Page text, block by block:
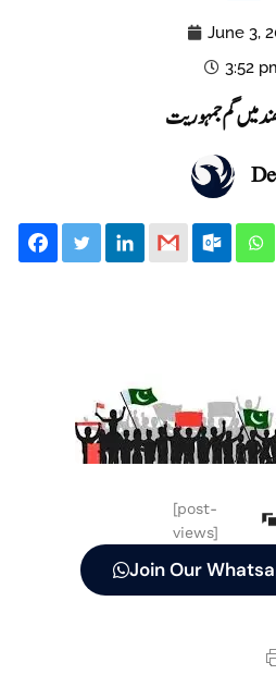
June 3,
3:52
میں گم جمہوریت
[post-
views]
Join Our